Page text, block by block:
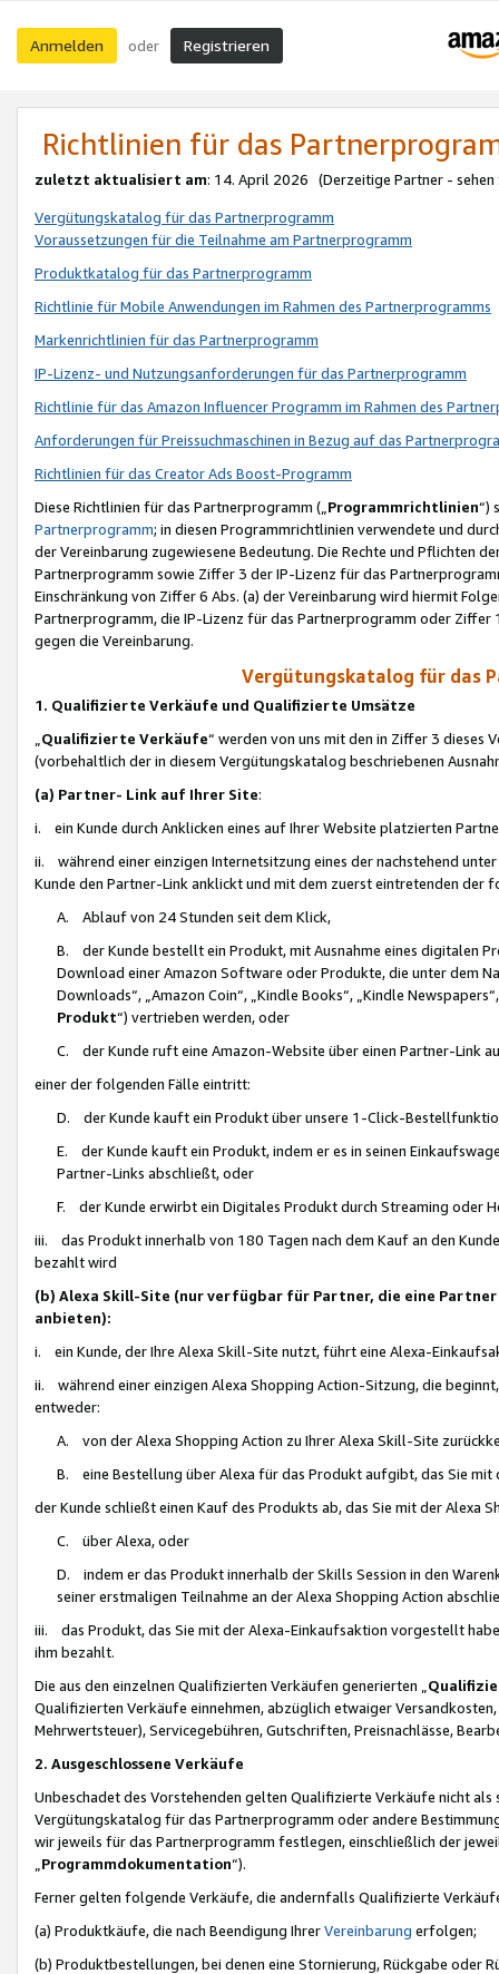
Anmelden oder Registrieren
Richtlinien für das
zuletzt aktualisiert am: 14. April 2026 (Derzeitige Partner - sehen
Vergütungskatalog für das Partnerprogramm
Voraussetzungen für die Teilnahme am Partnerprogramm
Produktkatalog für das Partnerprogramm
Richtlinie für Mobile Anwendungen im Rahmen des Partnerprogramms
Markenrichtlinien für das Partnerprogramm
IP-Lizenz- und Nutzungsanforderungen für das Partnerprogramm
Richtlinie für das Amazon Influencer Programm im Rahmen des
Anforderungen für Preissuchmaschinen in Bezug auf das
Richtlinien für das Creator Ads Boost-Programm
Diese Richtlinien für das Partnerprogramm („Programmrichtlinien“)
Partnerprogramm; in diesen Programmrichtlinien verwendete und
der Vereinbarung zugewiesene Bedeutung. Die Rechte und Pflichten
Partnerprogramm sowie Ziffer 3 der IP-Lizenz für das
Einschränkung von Ziffer 6 Abs. (a) der Vereinbarung wird hiermit
Partnerprogramm, die IP-Lizenz für das Partnerprogramm oder
gegen die Vereinbarung.
Vergütungskatalog für das
1. Qualifizierte Verkäufe und Qualifizierte Umsätze
Qualifizierte Verkäufe“ werden von uns mit den in Ziffer 3
(vorbehaltlich der in diesem Vergütungskatalog beschriebenen
(a) Partner- Link auf Ihrer Site:
i. ein Kunde durch Anklicken eines auf Ihrer Website platzierten
ii. während einer einzigen Internetsitzung eines der nachstehend
Kunde den Partner-Link anklickt und mit dem zuerst eintretenden der
A. Ablauf von 24 Stunden seit dem Klick,
B. der Kunde bestellt ein Produkt, mit Ausnahme eines digitalen
Download einer Amazon Software oder Produkte, die unter dem
Downloads“, „Amazon Coin“, „Kindle Books“, „Kindle
Produkt“) vertrieben werden, oder
C. der Kunde ruft eine Amazon-Website über einen Partner-Link
einer der folgenden Fälle eintritt:
D. der Kunde kauft ein Produkt über unsere 1-Click-
E. der Kunde kauft ein Produkt, indem er es in seinen
Partner-Links abschließt, oder
F. der Kunde erwirbt ein Digitales Produkt durch Streaming oder
iii. das Produkt innerhalb von 180 Tagen nach dem Kauf an den
bezahlt wird
(b) Alexa Skill-Site (nur verfügbar für Partner, die eine
anbieten):
i. ein Kunde, der Ihre Alexa Skill-Site nutzt, führt eine Alexa-
ii. während einer einzigen Alexa Shopping Action-Sitzung, die
entweder:
A. von der Alexa Shopping Action zu Ihrer Alexa Skill-Site
B. eine Bestellung über Alexa für das Produkt aufgibt, das Sie mit
der Kunde schließt einen Kauf des Produkts ab, das Sie mit der Alexa
C. über Alexa, oder
D. indem er das Produkt innerhalb der Skills Session in den
seiner erstmaligen Teilnahme an der Alexa Shopping Action
iii. das Produkt, das Sie mit der Alexa-Einkaufsaktion vorgestellt
ihm bezahlt.
Die aus den einzelnen Qualifizierten Verkäufen generierten „
Qualifizierten Verkäufe einnehmen, abzüglich etwaiger
Mehrwertsteuer), Servicegebühren, Gutschriften, Preisnachlässe,
2. Ausgeschlossene Verkäufe
Unbeschadet des Vorstehenden gelten Qualifizierte Verkäufe nicht
Vergütungskatalog für das Partnerprogramm oder andere
wir jeweils für das Partnerprogramm festlegen, einschließlich der
Programmdokumentation“).
Ferner gelten folgende Verkäufe, die andernfalls Qualifizierte
(a) Produktkäufe, die nach Beendigung IhrerVereinbarung erfolgen;
(b) Produktbestellungen, bei denen eine Stornierung, Rückgabe oder